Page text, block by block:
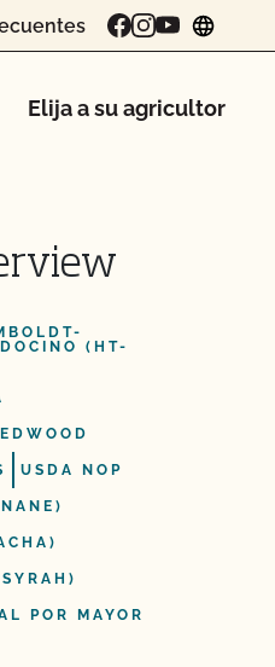
Elija a su agricultor
(HT-
USDA NOP
POR MAYOR